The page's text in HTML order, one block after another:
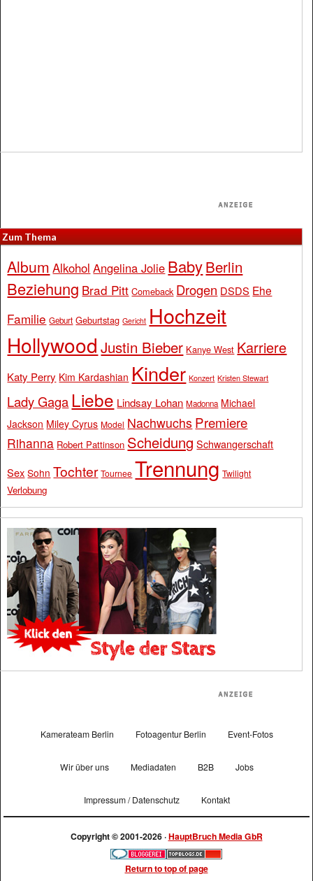
Zum Thema
Album Alkohol Angelina Jolie BabyBerlin
Beziehung Brad Pitt Comeback Drogen DSDS Ehe
Familie Geburt Geburtstag Gericht Hochzeit
Hollywood Justin Bieber Kanye West Karriere
Katy Perry Kim Kardashian Kinder Konzert Kristen Stewart
Lady Gaga Liebe Lindsay Lohan Madonna Michael
Jackson Miley Cyrus Model Nachwuchs Premiere
Rihanna Robert Pattinson Scheidung Schwangerschaft
Sex Sohn Tochter Tournee Trennung Twilight
Verlobung
Kamerateam Berlin Fotoagentur Berlin Event-Fotos
Wir über uns Mediadaten B2B Jobs
Impressum / Datenschutz Kontakt
Copyright © 2001-2026 ·HauptBruch Media GbR
Return to top of page